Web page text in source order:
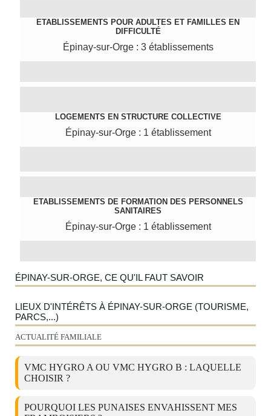
ETABLISSEMENTS POUR ADULTES ET FAMILLES EN
DIFFICULTÉ
Épinay-sur-Orge : 3 établissements
LOGEMENTS EN STRUCTURE COLLECTIVE
Épinay-sur-Orge : 1 établissement
ETABLISSEMENTS DE FORMATION DES PERSONNELS
SANITAIRES
Épinay-sur-Orge : 1 établissement
ÉPINAY-SUR-ORGE, CE QU'IL FAUT SAVOIR
LIEUX D'INTÉRÊTS À ÉPINAY-SUR-ORGE (TOURISME,
PARCS,...)
ACTUALITÉ FAMILIALE
VMC HYGRO A OU VMC HYGRO B : LAQUELLE
CHOISIR ?
POURQUOI LES PUNAISES ENVAHISSENT MES